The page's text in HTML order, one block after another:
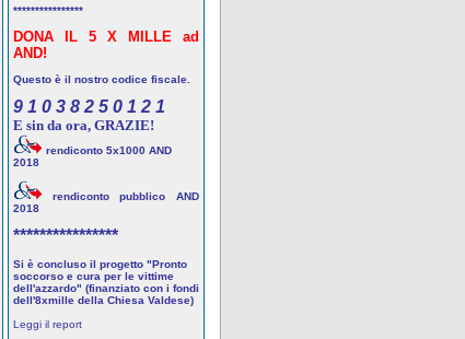
****************
DONA IL 5 X MILLE ad
AND!
Questo è il nostro codice fiscale.
9 1 0 3 8 2 5 0 1 2 1
E sin da ora, GRAZIE!
rendiconto 5x1000 AND
2018
rendiconto pubblico AND
2018
****************
Si è concluso il progetto "Pronto
soccorso e cura per le vittime
dell'azzardo" (finanziato con i fondi
dell'8xmille della Chiesa Valdese)
Leggi il report